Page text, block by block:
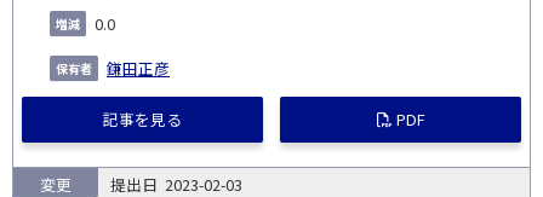
0.0
鎌田正彦
記事を見る PDF
2023-02-03
変更